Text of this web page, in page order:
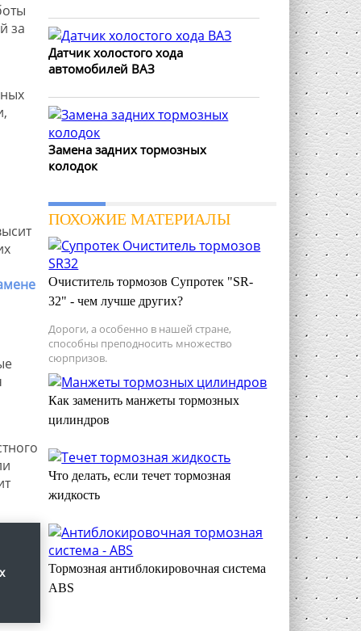
за
Датчик холостого хода
автомобилей ВАЗ
Замена задних тормозных
колодок
ПОХОЖИЕ МАТЕРИАЛЫ
Очиститель тормозов Супротек "SR-
32" - чем лучше других?
Дороги, а особенно в нашей стране,
способны преподносить множество
сюрпризов.
Как заменить манжеты тормозных
цилиндров
Что делать, если течет тормозная
жидкость
Тормозная антиблокировочная система
ABS